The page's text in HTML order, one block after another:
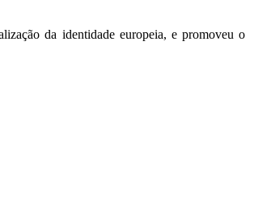
da identidade europeia, e promoveu o